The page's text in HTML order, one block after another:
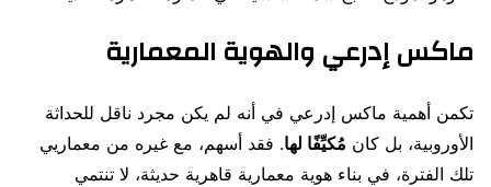
ماكس إدرعي والهوية المعمارية
تكمن أهمية ماكس إدرعي في أنه لم يكن مجرد ناقل للحداثة
الأوروبية، بل كان مُكيِّفًا لها. فقد أسهم، مع غيره من معماريي
تلك الفترة، في بناء هوية معمارية قاهرية حديثة، لا تنتمي